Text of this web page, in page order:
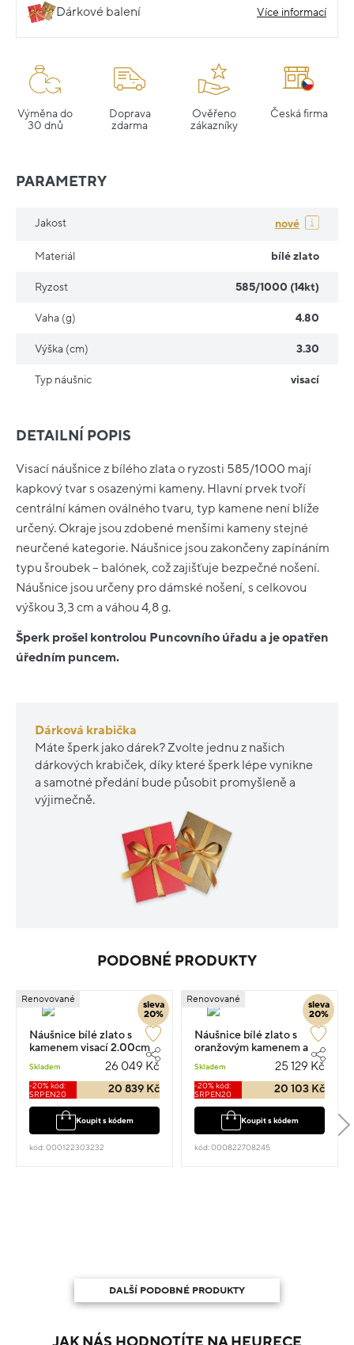
Dárkové balení Více informací
Výměna do
30 dnů
Doprava
zdarma
Ověřeno
zákazníky
Česká firma
DETAILNÍ POPIS
Visací náušnice z bílého zlata o ryzosti 585/1000 mají
kapkový tvar s osazenými kameny. Hlavní prvek tvoří
centrální kámen oválného tvaru, typ kamene není blíže
určený. Okraje jsou zdobené menšími kameny stejné
neurčené kategorie. Náušnice jsou zakončeny zapínáním
typu šroubek – balónek, což zajišťuje bezpečné nošení.
Náušnice jsou určeny pro dámské nošení, s celkovou
výškou 3,3 cm a váhou 4,8 g.
Šperk prošel kontrolou Puncovního úřadu a je opatřen
úředním puncem.
Dárková krabička
Máte šperk jako dárek? Zvolte jednu z našich
dárkových krabiček, díky které šperk lépe vynikne
a samotné předání bude působit promyšleně a
výjimečně.
PARAMETRY
Jakost nové
Materiál bílé zlato
Ryzost 585/1000 (14kt)
Vaha (g) 4.80
Výška (cm) 3.30
Typ náušnic visací
PODOBNÉ PRODUKTY
sleva
20%
Renovované
Náušnice bílé zlato s
kamenem visací 2.00cm
7.65g s diamanty 0.050ct
Skladem 26 049 Kč
-20% kód:
SRPEN20
20 839 Kč
Koupit s kódem
kód: 000122303232
sleva
20%
Renovované
Náušnice bílé zlato s
oranžovým kamenem a
Skladem 25 129 Kč
-20% kód:
SRPEN20
20 103 Kč
Koupit s kódem
kód: 000822708245
DALŠÍ PODOBNÉ PRODUKTY